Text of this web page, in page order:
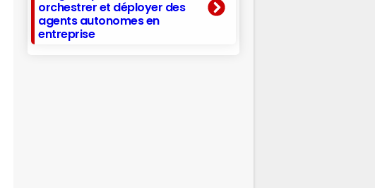
orchestrer et déployer des
agents autonomes en
entreprise